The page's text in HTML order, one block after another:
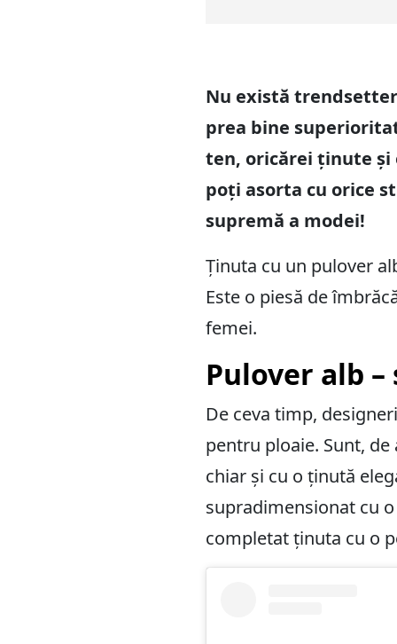
Nu există
prea bine
ten, oricărei ținute și
poți asorta cu orice
supremă a modei!
Ținuta cu un pulover
Este o piesă de
femei.
Pulover alb
De ceva timp,
pentru ploaie. Sunt,
chiar și cu o ținută
supradimensionat cu
completat ținuta cu o